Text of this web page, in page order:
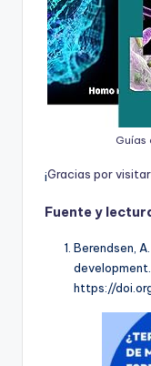
Guías
¡Gracias porvisitar
Fuente y
Berendsen,
development.
https://